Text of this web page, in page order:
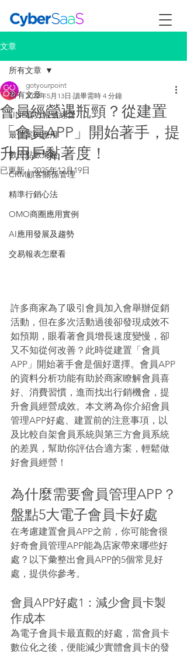
文章
所有文章
LINE官方帳號經營
最佳案例應用
數位點數策略
CRM顧客關係管理
精準行銷心法
OMO商圈應用實例
AI應用發展及趨勢
交易報表怎麼看
所有文章
會員經營遇瓶頸？從建置
「會員APP」開始著手，提
升用戶黏著度！
gotyourpoint
2022年5月13日 讀畢需時 4 分鐘
已更新：2025年12月19日
許多商家為了吸引會員加入會舉辦促銷
活動，但在多次活動過後卻發現成效不
如預期，眼看著會員增長速度變慢，卻
又不知從何改善？此時從建置「會員
APP」開始著手會是個好選擇。會員APP
的資料分析功能有助於商家瞭解會員喜
好、消費習慣，進而找出行銷機會，提
升會員經營成效。本文將為你介紹會員
管理APP好處、建置前的注意事項，以
及比較自架會員系統與第三方會員系統
的差異，幫助你評估合適方案，輕鬆做
好會員經營！
為什麼需要會員管理APP？
盤點5大電子會員卡好處
在考慮建置會員APP之前，你可能會很
好奇會員管理APP能為店家帶來哪些好
處？以下彙整出會員APP的5個常見好
處，提供你參考。
會員APP好處1：減少會員卡製
作成本
為電子會員卡最直觀的好處，當會員卡
數位化之後，便能減少實體會員卡的發